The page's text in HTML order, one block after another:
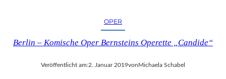
OPER
Berlin – Komische Oper Bernsteins Operette „Candide“
Veröffentlicht am:2. Januar 2019vonMichaela Schabel